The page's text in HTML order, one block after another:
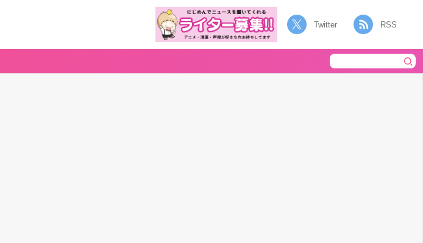
Twitter RSS